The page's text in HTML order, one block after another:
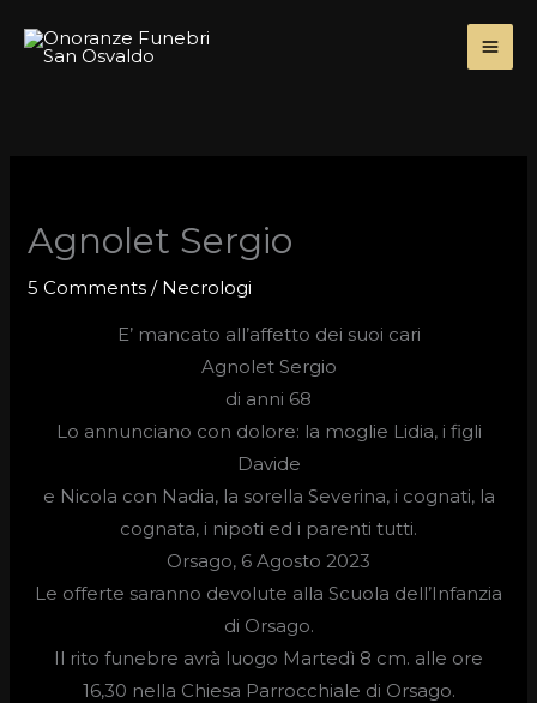
Agnolet Sergio
5 Comments / Necrologi
E’ mancato all’affetto dei suoi cari
Agnolet Sergio
di anni 68
Lo annunciano con dolore: la moglie Lidia, i figli
Davide
e Nicola con Nadia, la sorella Severina, i cognati, la
cognata, i nipoti ed i parenti tutti.
Orsago, 6 Agosto 2023
Le offerte saranno devolute alla Scuola dell’Infanzia
di Orsago.
Il rito funebre avrà luogo Martedì 8 cm. alle ore
16,30 nella Chiesa Parrocchiale di Orsago.